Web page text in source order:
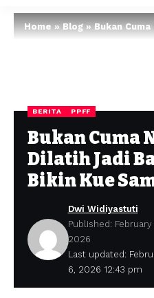
Home»Blog»Bukan Cuma Ngaji!
BERITA PPFF
Bukan Cuma
Dilatih Jadi
Bikin Kue
Last updated:
6, 2026 12:43 pm
Dwi Widiyastuti
Published: February
2026